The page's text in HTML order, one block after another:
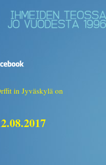
in Jyväskylä on